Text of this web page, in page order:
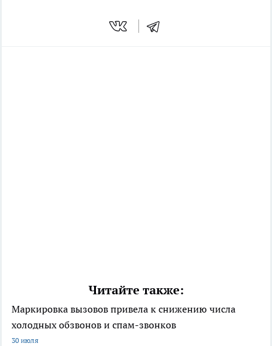
Читайте также:
Маркировка вызовов привела к снижению числа
холодных обзвонов и спам-звонков
30 июля